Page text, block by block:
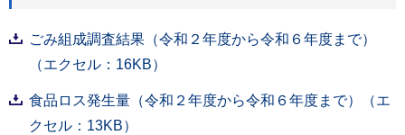
ごみ組成調査結果（令和２年度から令和６年度まで）
（エクセル：16KB）
食品ロス発生量（令和２年度から令和６年度まで）（エ
クセル：13KB）